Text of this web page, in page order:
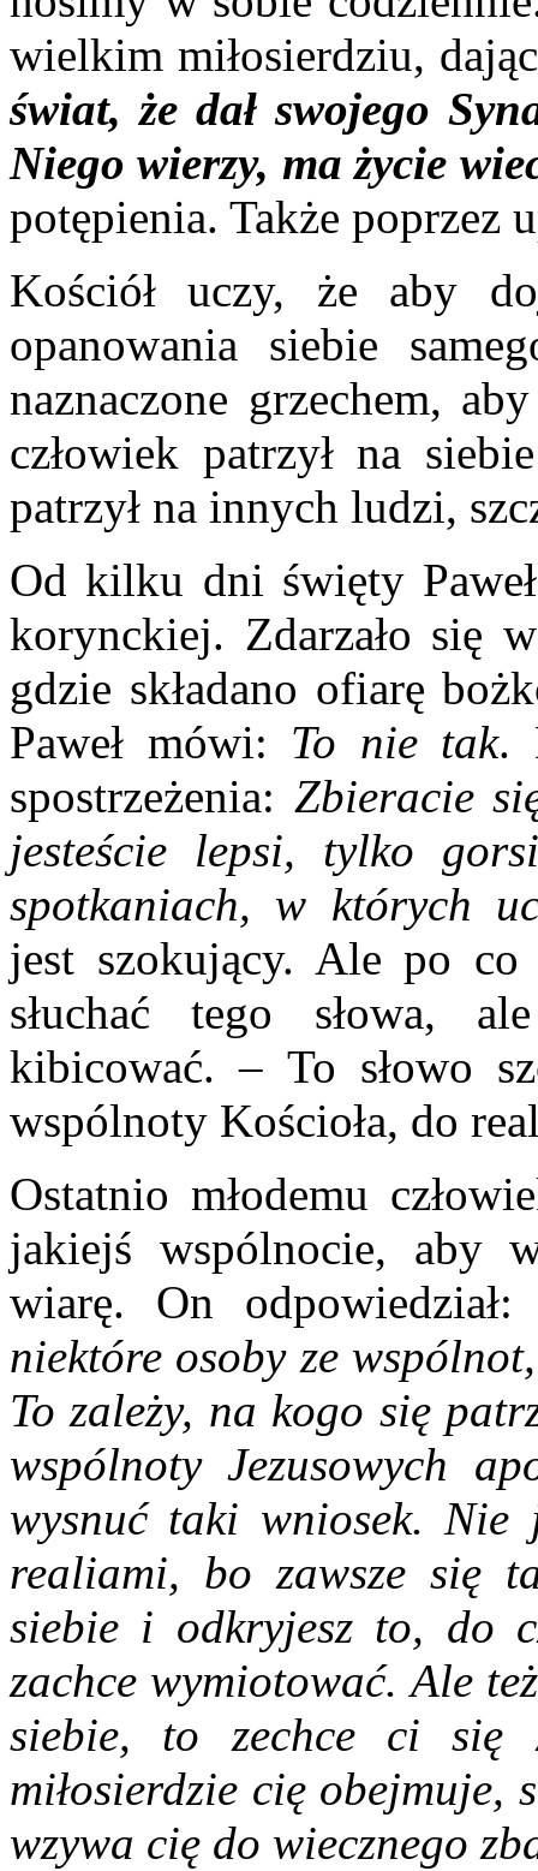
wielkim miłosierdziu,
świat, że dał swojego
Niego wierzy, ma życie
potępienia. Także poprzez
Kościół uczy, że aby
opanowania siebie
naznaczone grzechem,
człowiek patrzył na
patrzył na innych ludzi,
Od kilku dni święty
korynckiej. Zdarzało się
gdzie składano ofiarę
Paweł mówi: To nie tak.
spostrzeżenia: Zbieracie
jesteście lepsi, tylko
spotkaniach, w których
jest szokujący. Ale po co
słuchać tego słowa,
kibicować. – To słowo
wspólnoty Kościoła, do
Ostatnio młodemu
jakiejś wspólnocie, aby
wiarę. On
niektóre osoby ze
To zależy, na kogo się
wspólnoty Jezusowych
wysnuć taki wniosek. Nie
realiami, bo zawsze się
siebie i odkryjesz to, do
zachce wymiotować. Ale
siebie, to zechce ci się
miłosierdzie cię
wzywa cię do wiecznego